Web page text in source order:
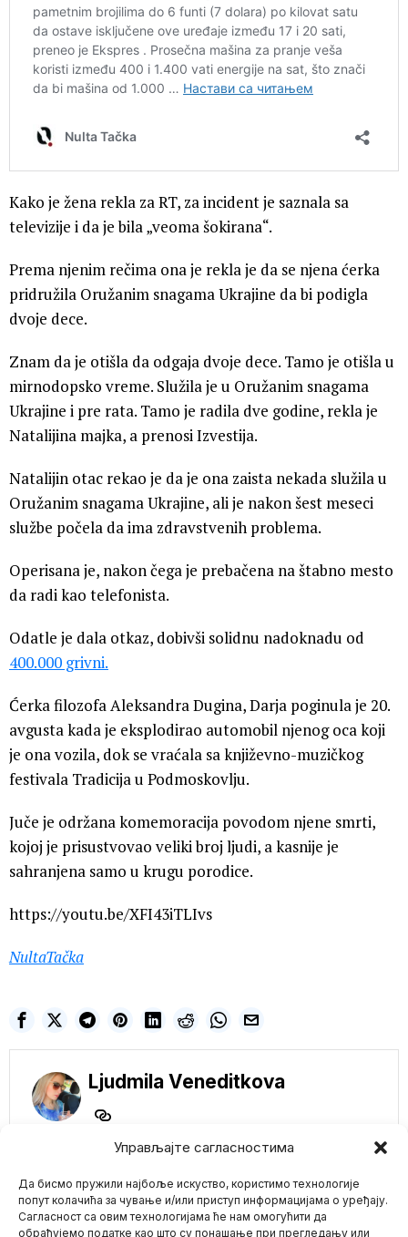
Управљајте сагласностима
Да бисмо пружили најбоље искуство, користимо технологије
попут колачића за чување и/или приступ информацијама о уређају.
Сагласност са овим технологијама ће нам омогућити да
обрађујемо податке као што су понашање при прегледању или
Kako je žena rekla za RT, za incident je saznala sa
televizije i da je bila „veoma šokirana“.
Prema njenim rečima ona je rekla je da se njena ćerka
pridružila Oružanim snagama Ukrajine da bi podigla
dvoje dece.
Znam da je otišla da odgaja dvoje dece. Tamo je otišla u
mirnodopsko vreme. Služila je u Oružanim snagama
Ukrajine i pre rata. Tamo je radila dve godine, rekla je
Natalijina majka, a prenosi Izvestija.
Natalijin otac rekao je da je ona zaista nekada služila u
Oružanim snagama Ukrajine, ali je nakon šest meseci
službe počela da ima zdravstvenih problema.
Operisana je, nakon čega je prebačena na štabno mesto
da radi kao telefonista.
Odatle je dala otkaz, dobivši solidnu nadoknadu od
400.000 grivni.
Ćerka filozofa Aleksandra Dugina, Darja poginula je 20.
avgusta kada je eksplodirao automobil njenog oca koji
je ona vozila, dok se vraćala sa književno-muzičkog
festivala Tradicija u Podmoskovlju.
Juče je održana komemoracija povodom njene smrti,
kojoj je prisustvovao veliki broj ljudi, a kasnije je
sahranjena samo u krugu porodice.
https://youtu.be/XFI43iTLIvs
NultaTačka
Ljudmila Veneditkova
NE PROPUSTITE
Brisel zapenio! Elon
Mask povukao